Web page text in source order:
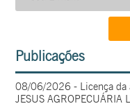
Publicações
08/06/2026 - Licença da
JESUS AGROPECUÁRIA